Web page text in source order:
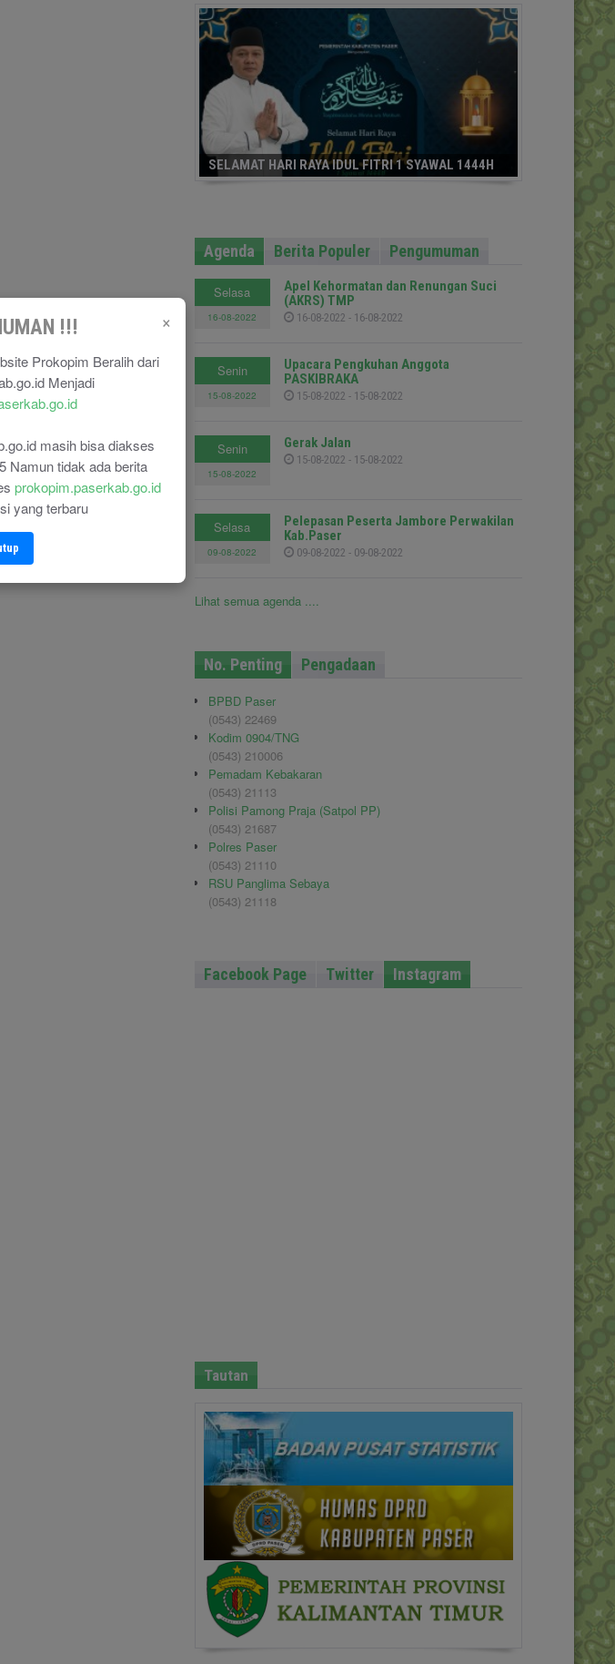
×
!!!
Prokopim Beralih dari
Menjadi
masih bisa diakses
Namun tidak ada berita
prokopim.paserkab.go.id
yang terbaru
SELAMAT HARI RAYA IDUL FITRI 1 SYAWAL 1444H
Agenda Berita Populer Pengumuman
Selasa
16-08-2022
Apel Kehormatan dan Renungan Suci
(AKRS) TMP
16-08-2022 - 16-08-2022
Senin
15-08-2022
Upacara Pengkuhan Anggota
PASKIBRAKA
15-08-2022 - 15-08-2022
Senin
15-08-2022
Gerak Jalan
15-08-2022 - 15-08-2022
Selasa
09-08-2022
Pelepasan Peserta Jambore Perwakilan
Kab.Paser
09-08-2022 - 09-08-2022
Lihat semua agenda ....
No. Penting Pengadaan
BPBD Paser
(0543) 22469
Kodim 0904/TNG
(0543) 210006
Pemadam Kebakaran
(0543) 21113
Polisi Pamong Praja (Satpol PP)
(0543) 21687
Polres Paser
(0543) 21110
RSU Panglima Sebaya
(0543) 21118
Facebook Page Twitter Instagram
Tautan